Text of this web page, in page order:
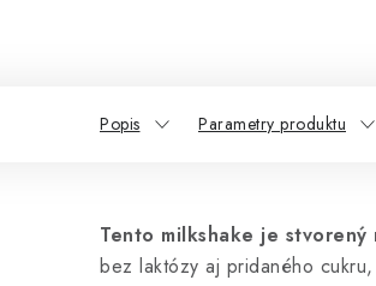
Popis Parametry produktu
Tento milkshake je
bez laktózy aj pridaného